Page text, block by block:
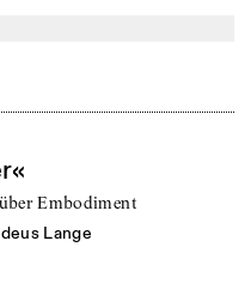
Embodiment
Lange